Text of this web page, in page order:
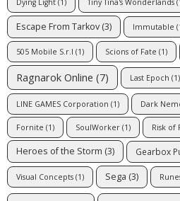
Dying Light (1) Tiny Tina's Wonderlands
Escape From Tarkov (3) Immutable
505 Mobile S.r.l (1) Scions of Fate (1)
Ragnarok Online (7) Last Epoch (1)
LINE GAMES Corporation (1) Dark
Fornite (1) SoulWorker (1) Risk of
Heroes of the Storm (3) Gearbox
Visual Concepts (1) Sega (3)